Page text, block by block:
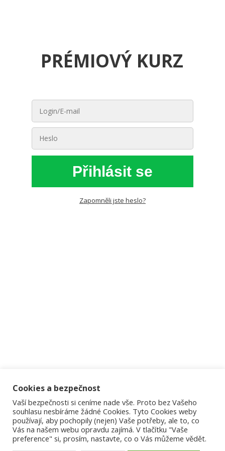
PRÉMIOVÝ KURZ
Přihlásit se
Zapomněli jste heslo?
Cookies a bezpečnost
Vaší bezpečnosti si ceníme nade vše. Proto bez Vašeho
souhlasu nesbíráme žádné Cookies. Tyto Cookies weby
používají, aby pochopily (nejen) Vaše potřeby, ale to, co
Vás na našem webu opravdu zajímá. V tlačítku "Vaše
preference" si, prosím, nastavte, co o Vás můžeme vědět.